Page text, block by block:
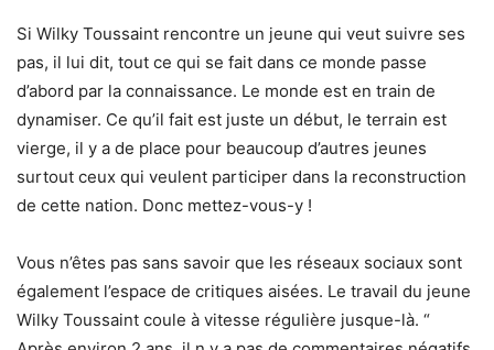
Si Wilky Toussaint rencontre un jeune qui veut suivre ses
pas, il lui dit, tout ce qui se fait dans ce monde passe
d’abord par la connaissance. Le monde est en train de
dynamiser. Ce qu’il fait est juste un début, le terrain est
vierge, il y a de place pour beaucoup d’autres jeunes
surtout ceux qui veulent participer dans la reconstruction
de cette nation. Donc mettez-vous-y !
Vous n’êtes pas sans savoir que les réseaux sociaux sont
également l’espace de critiques aisées. Le travail du jeune
Wilky Toussaint coule à vitesse régulière jusque-là. “